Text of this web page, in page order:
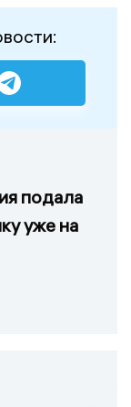
подала
уже на